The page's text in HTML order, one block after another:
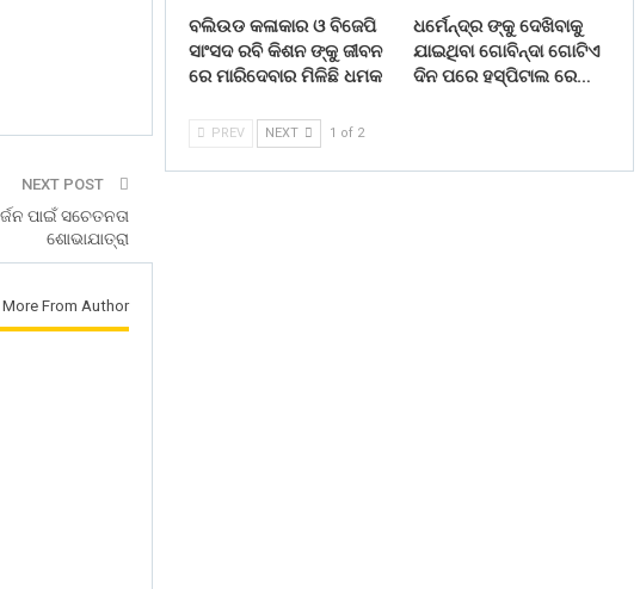
NEXT POST
ପାଇଁ ସଚେତନତା
ଶୋଭାଯାତ୍ରା
More From Author
ବଲିଉଡ କଳାକାର ଓ ବିଜେପି
ସାଂସଦ ରବି କିଶନ ଙ୍କୁ ଜୀବନ
ରେ ମାରିଦେବାର ମିଳିଛି ଧମକ
ଧର୍ମେନ୍ଦ୍ର ଙ୍କୁ ଦେଖିବାକୁ
ଯାଇଥିବା ଗୋବିନ୍ଦା ଗୋଟିଏ
ଦିନ ପରେ ହସ୍ପିଟାଲ ରେ…
PREV NEXT 1 of 2